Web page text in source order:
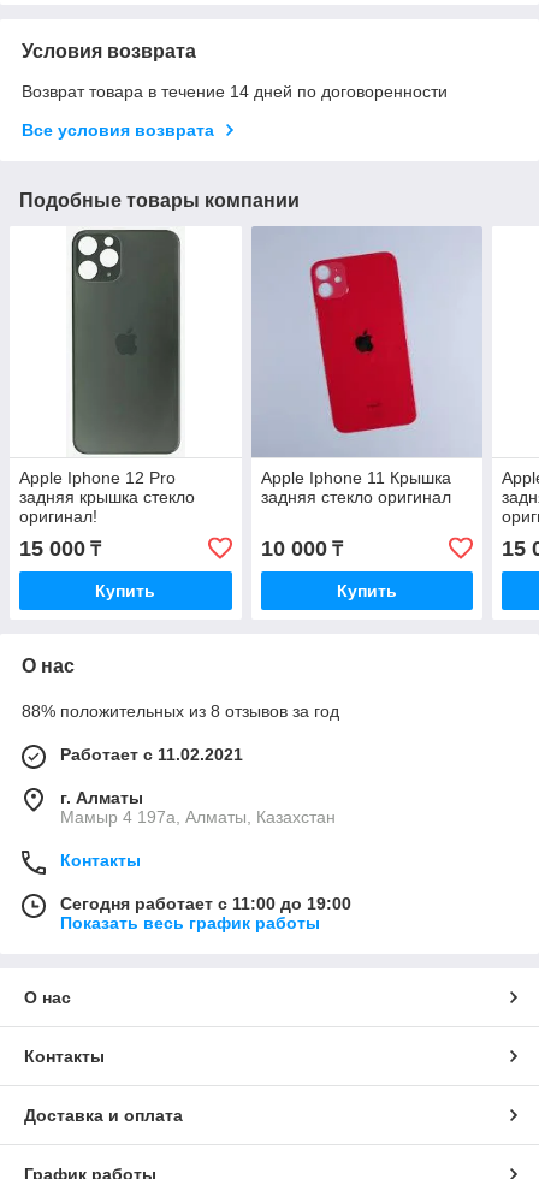
Условия возврата
Возврат товара в течение 14 дней по договоренности
Все условия возврата
Подобные товары компании
Apple Iphone 12 Pro
задняя крышка стекло
оригинал!
15 000 ₸
Купить
Apple Iphone 11 Крышка
задняя стекло оригинал
10 000₸
Купить
15
О нас
88% положительных из 8 отзывов за год
Работает с 11.02.2021
г. Алматы
Мамыр 4 197а, Алматы, Казахстан
Контакты
Сегодня работает с 11:00 до 19:00
Показать весь график работы
О нас
Контакты
Доставка и оплата
График работы